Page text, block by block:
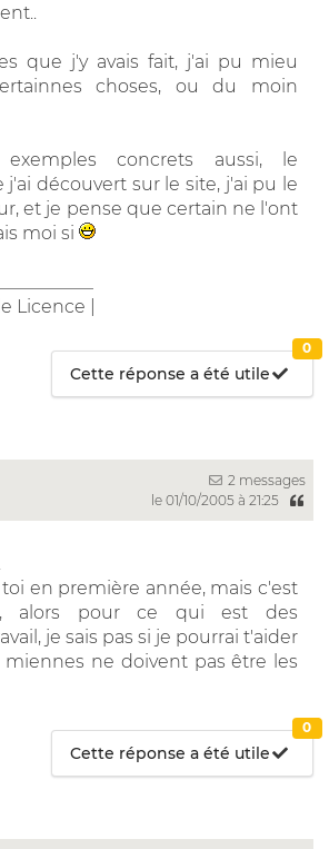
que j'y avais fait, j'ai pu mieu
choses, ou du moin
concrets aussi, le
j'ai découvert sur le site, j'ai pu le
et je pense que certain ne l'ont
moi si
Licence |
Cette réponse a été utile
0
2 messages
le 01/10/2005 à 21:25
en première année, mais c'est
alors pour ce qui est des
je sais pas si je pourrai t'aider
miennes ne doivent pas être les
Cette réponse a été utile
0